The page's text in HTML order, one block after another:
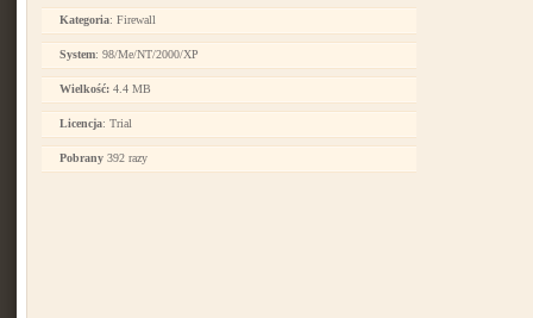
Kategoria: Firewall
System: 98/Me/NT/2000/XP
Wielkość: 4.4 MB
Licencja: Trial
Pobrany 392 razy